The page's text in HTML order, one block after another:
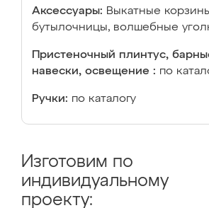
Аксессуары: Выкатные
бутылочницы, волшебные
Пристеночный плинтус,
навески, освещение : по
Ручки: по каталогу
Изготовим по
индивидуальному
проекту: